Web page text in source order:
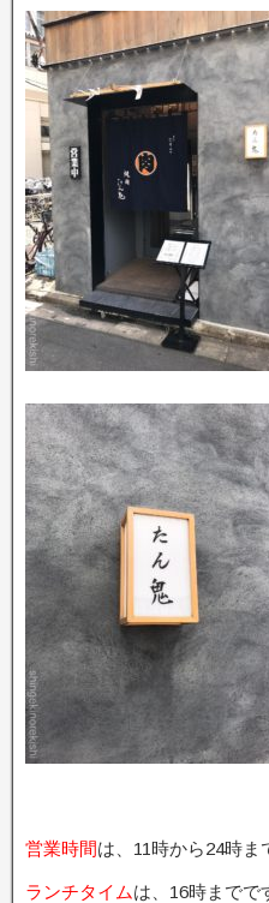
営業時間は、11時から24時ま
ランチタイムは、16時までで